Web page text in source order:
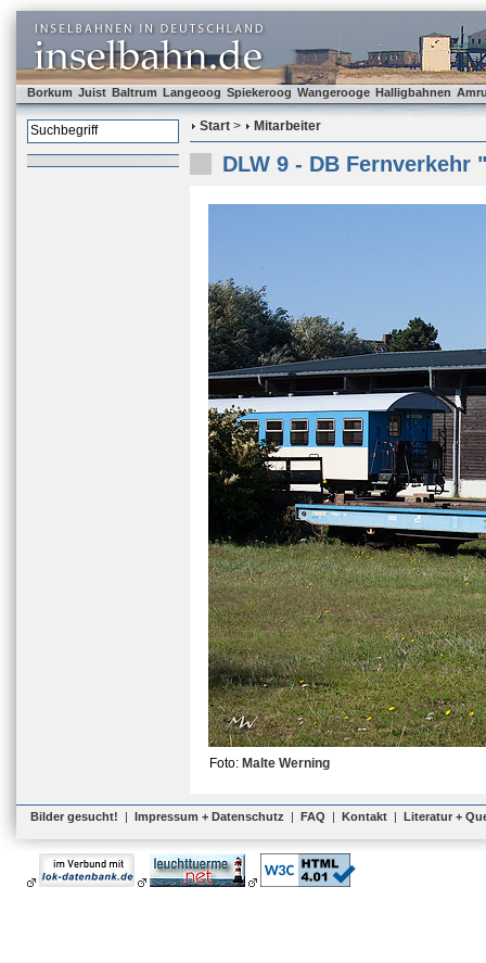
Borkum Juist Baltrum Langeoog Spiekeroog Wangerooge Halligbahnen
Start > Mitarbeiter
DLW 9 - DB Fernverkehr
Foto: Malte Werning
Bilder gesucht! | Impressum + Datenschutz | FAQ | Kontakt | Literatur +